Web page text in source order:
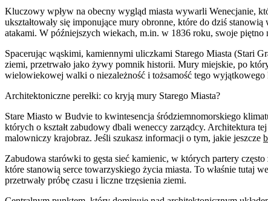
Kluczowy wpływ na obecny wygląd miasta wywarli Wenecjanie,
ukształtowały się imponujące mury obronne, które do dziś
atakami. W późniejszych wiekach, m.in. w 1836 roku, swoje
Spacerując wąskimi, kamiennymi uliczkami Starego Miasta (Stari
ziemi, przetrwało jako żywy pomnik historii. Mury miejskie, po
wielowiekowej walki o niezależność i tożsamość tego wyjątkowego
Architektoniczne perełki: co kryją mury Starego Miasta?
Stare Miasto w Budvie to kwintesencja śródziemnomorskiego
których o kształt zabudowy dbali weneccy zarządcy. Architektura
malowniczy krajobraz. Jeśli szukasz informacji o tym, jakie jeszcze
Zabudowa starówki to gęsta sieć kamienic, w których partery
które stanowią serce towarzyskiego życia miasta. To właśnie tutaj
przetrwały próbę czasu i liczne trzęsienia ziemi.